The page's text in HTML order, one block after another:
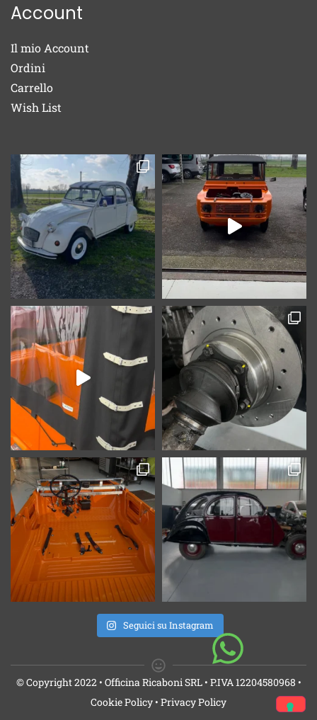
Account
Il mio Account
Ordini
Carrello
Wish List
Seguici su Instagram
© Copyright 2022 • Officina Ricaboni SRL • P.IVA 12204580968 •
Cookie Policy • Privacy Policy